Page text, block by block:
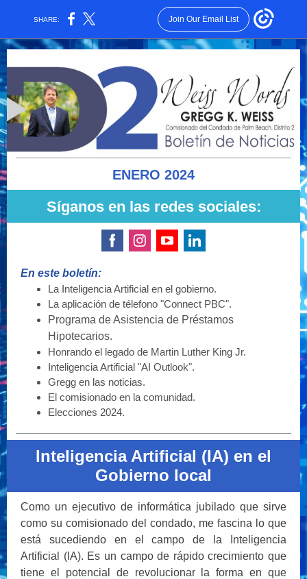
SHARE: Join Our Email List
ENERO 2024
Síganos en las redes sociales:
En este boletín:
La Inteligencia Artificial en el gobierno.
La aplicación de télefono "Connect PBC".
Programa de Asistencia de Préstamos
Hipotecarios.
Honrando el legado de Martin Luther King Jr.
Inteligencia Artificial "AI Outlook".
Gregg en las noticias.
El comisionado en la comunidad.
Elecciones 2024.
Inteligencia Artificial (IA) en el
Gobierno local
Como un ejecutivo de informática jubilado que sirve
como su comisionado del condado, me fascina lo que
está sucediendo en el campo de la Inteligencia
Artificial (IA). Es un campo de rápido crecimiento que
tiene el potencial de revolucionar la forma en que